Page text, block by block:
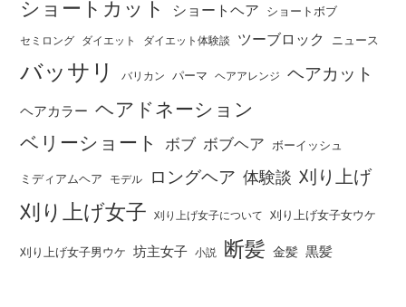
ショートカット ショートヘア ショートボブ
セミロング ダイエット ダイエット体験談 ツーブロック ニュース
バッサリ バリカン パーマ ヘアアレンジ ヘアカット
ヘアカラー ヘアドネーション
ベリーショート
ボブ ボブヘア ボーイッシュ
ミディアムヘア モデル ロングヘア 体験談 刈り上げ
刈り上げ女子 刈り上げ女子について 刈り上げ女子女ウケ
刈り上げ女子男ウケ 坊主女子 小説 断髪 金髪 黒髪